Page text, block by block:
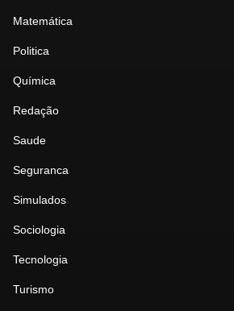
Matemática
Politica
Química
Redação
Saude
Seguranca
Simulados
Sociologia
Tecnologia
Turismo